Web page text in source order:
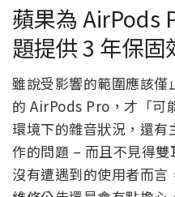
蘋果為 AirPods
題提供 3 年保固
雖說受影響的範圍應該僅
的 AirPods Pro，才「可
環境下的雜音狀況，還
作的問題 – 而且不見得
沒有遭遇到的使用者而